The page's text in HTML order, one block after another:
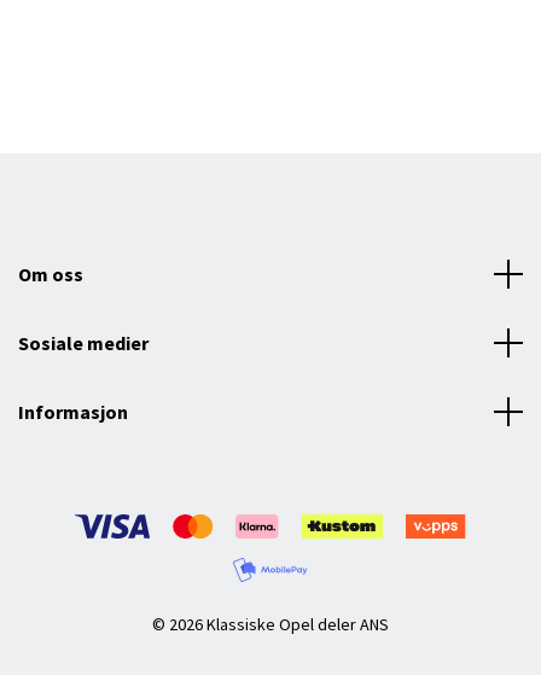
Om oss
Sosiale medier
Informasjon
© 2026 Klassiske Opel deler ANS